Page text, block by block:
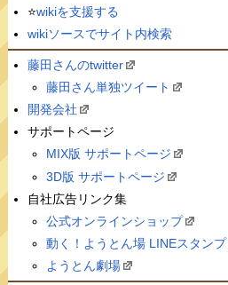
⭐️wikiを支援する
wikiソースでサイト内検索
藤田さんのtwitter
藤田さん単独ツイート
開発会社
サポートページ
MIX版 サポートページ
3D版 サポートページ
自社広告リンク集
公式オンラインショップ
動く！ようとん場 LINEスタンプ
ようとん劇場